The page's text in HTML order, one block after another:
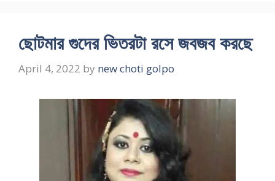
ছোটমার গুদের ভিতরটা রসে জবজব করছে
April 4, 2022 by new choti golpo